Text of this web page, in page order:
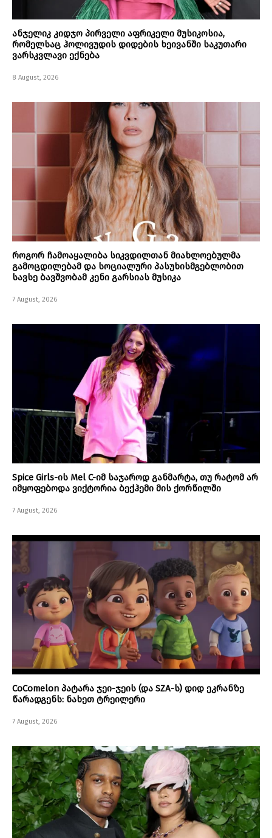
ანჯელიკ კიდჯო პირველი აფრიკელი მუსიკოსია,
რომელსაც ჰოლივუდის დიდების ხეივანში საკუთარი
ვარსკვლავი ექნება
8 August, 2026
როგორ ჩამოაყალიბა სიკვდილთან მიახლოებულმა
გამოცდილებამ და სოციალური პასუხისმგებლობით
სავსე ბავშვობამ კენი გარსიას მუსიკა
7 August, 2026
Spice Girls-ის Mel C-იმ საჯაროდ განმარტა, თუ რატომ არ
იმყოფებოდა ვიქტორია ბექჰემი მის ქორწილში
7 August, 2026
CoComelon პატარა ჯეი-ჯეის (და SZA-ს) დიდ ეკრანზე
წარადგენს: ნახეთ ტრეილერი
7 August, 2026